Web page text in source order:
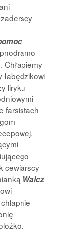
Chłapiemy
łabędzikowi
liryku
farsistach
cewiarscy
Walcz